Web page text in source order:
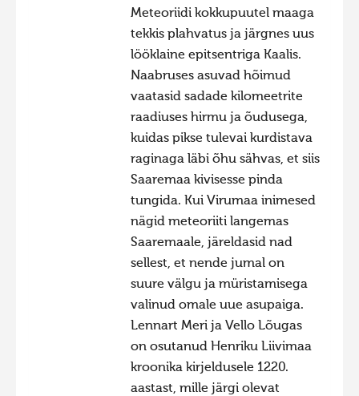
Meteoriidi kokkupuutel maaga
tekkis plahvatus ja järgnes uus
lööklaine epitsentriga Kaalis.
Naabruses asuvad hõimud
vaatasid sadade kilomeetrite
raadiuses hirmu ja õudusega,
kuidas pikse tulevai kurdistava
raginaga läbi õhu sähvas, et siis
Saaremaa kivisesse pinda
tungida. Kui Virumaa inimesed
nägid meteoriiti langemas
Saaremaale, järeldasid nad
sellest, et nende jumal on
suure välgu ja müristamisega
valinud omale uue asupaiga.
Lennart Meri ja Vello Lõugas
on osutanud Henriku Liivimaa
kroonika kirjeldusele 1220.
aastast, mille järgi olevat